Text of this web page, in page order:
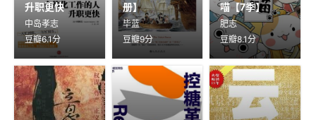
升职更快
中岛孝志
豆瓣6.1分
册】
毕蓝
豆瓣9分
喵【7季】
肥志
豆瓣8.1分